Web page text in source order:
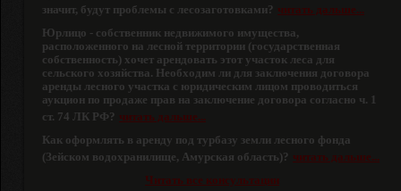
значит, будут проблемы с лесозаготовками? читать дальше...
Юрлицо - собственник недвижимого имущества,
расположенного на лесной территории (государственная
собственность) хочет арендовать этот участок леса для
сельского хозяйства. Необходим ли для заключения договора
аренды лесного участка с юридическим лицом проводиться
аукцион по продаже прав на заключение договора согласно ч. 1
ст. 74 ЛК РФ? читать дальше...
Как оформлять в аренду под турбазу земли лесного фонда
(Зейском водохранилище, Амурская область)? читать дальше...
Читать все консультации